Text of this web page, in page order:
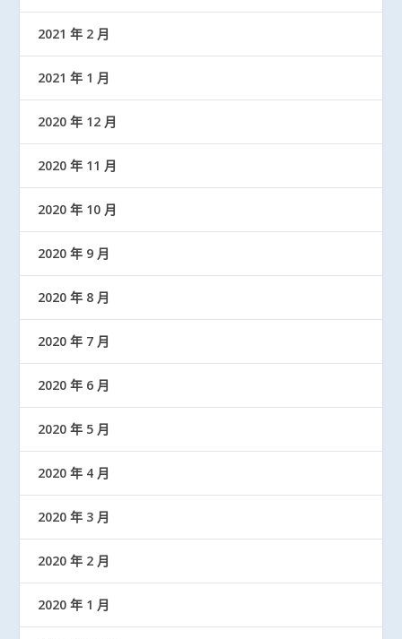
2021 年 2 月
2021 年 1 月
2020 年 12 月
2020 年 11 月
2020 年 10 月
2020 年 9 月
2020 年 8 月
2020 年 7 月
2020 年 6 月
2020 年 5 月
2020 年 4 月
2020 年 3 月
2020 年 2 月
2020 年 1 月